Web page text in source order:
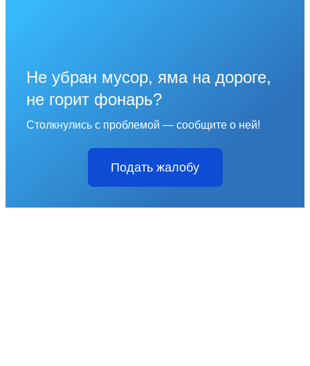
Не убран мусор, яма на дороге,
не горит фонарь?
Столкнулись с проблемой — сообщите о ней!
Подать жалобу